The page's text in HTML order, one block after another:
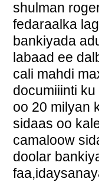
shulman
fedaraalka
bankiyada
labaad ee
cali mahdi
documiiinti
oo 20 milyan
sidaas oo
camaloow
doolar